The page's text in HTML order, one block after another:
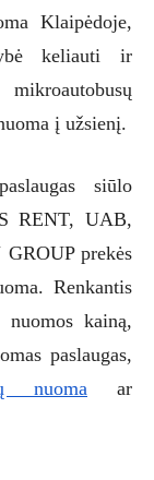
Klaipėdoje,
keliauti ir
į užsienį.
siūlo
RENT, UAB,
prekės
Renkantis
kainą,
paslaugas,
nuoma ar